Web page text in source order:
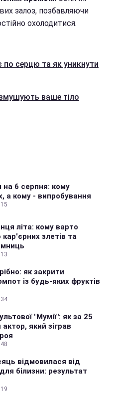
залоз, позбавляючи
охолодитися.
серцю та як уникнути
змушують ваше тіло
на 6 серпня: кому
а кому - випробування
літа: кому варто
злетів та
як закрити
із будь-яких фруктів
"Мумії": як за 25
актор, який зіграв
відмовилася від
білизни: результат